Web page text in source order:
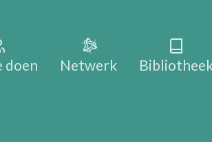
doen Netwerk